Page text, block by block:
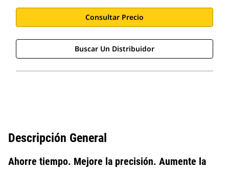
Consultar Precio
Buscar Un Distribuidor
Descripción General
Ahorre tiempo. Mejore la precisión. Aumente la